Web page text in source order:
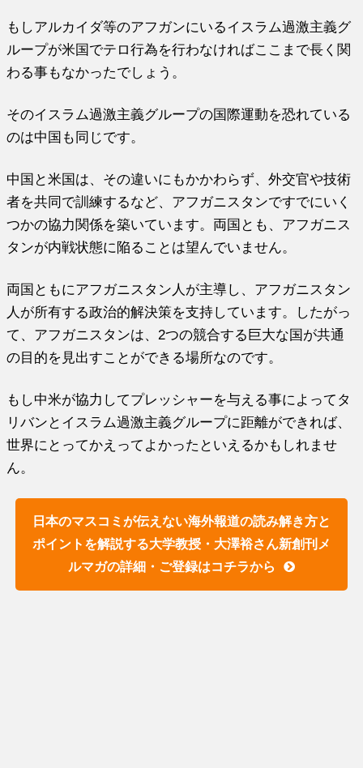
もしアルカイダ等のアフガンにいるイスラム過激主義グ
ループが米国でテロ行為を行わなければここまで長く関
わる事もなかったでしょう。
そのイスラム過激主義グループの国際運動を恐れている
のは中国も同じです。
中国と米国は、その違いにもかかわらず、外交官や技術
者を共同で訓練するなど、アフガニスタンですでにいく
つかの協力関係を築いています。両国とも、アフガニス
タンが内戦状態に陥ることは望んでいません。
両国ともにアフガニスタン人が主導し、アフガニスタン
人が所有する政治的解決策を支持しています。したがっ
て、アフガニスタンは、2つの競合する巨大な国が共通
の目的を見出すことができる場所なのです。
もし中米が協力してプレッシャーを与える事によってタ
リバンとイスラム過激主義グループに距離ができれば、
世界にとってかえってよかったといえるかもしれませ
ん。
日本のマスコミが伝えない海外報道の読み解き方と
ポイントを解説する大学教授・大澤裕さん新創刊メ
ルマガの詳細・ご登録はコチラから